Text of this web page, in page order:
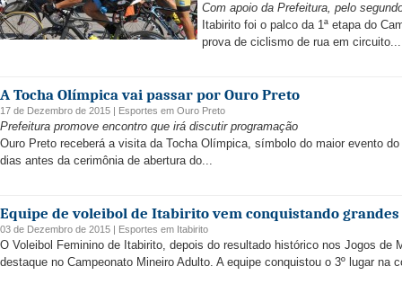
Com apoio da Prefeitura, pelo
Itabirito foi o palco da 1ª etapa do
prova de ciclismo de rua em circuito...
A Tocha Olímpica vai passar por Ouro Preto
17 de Dezembro de 2015 | Esportes em Ouro Preto
Prefeitura promove encontro que irá discutir programação
Ouro Preto receberá a visita da Tocha Olímpica, símbolo do maior evento
dias antes da cerimônia de abertura do...
Equipe de voleibol de Itabirito vem conquistando grandes
03 de Dezembro de 2015 | Esportes em Itabirito
O Voleibol Feminino de Itabirito, depois do resultado histórico nos Jogos de
destaque no Campeonato Mineiro Adulto. A equipe conquistou o 3º lugar na